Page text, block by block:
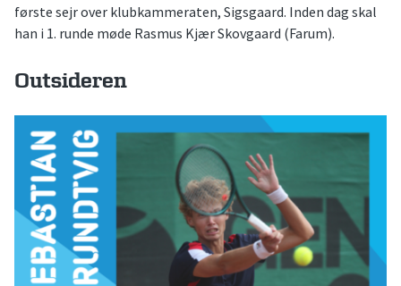
første sejr over klubkammeraten, Sigsgaard. Inden dag skal
han i 1. runde møde Rasmus Kjær Skovgaard (Farum).
Outsideren